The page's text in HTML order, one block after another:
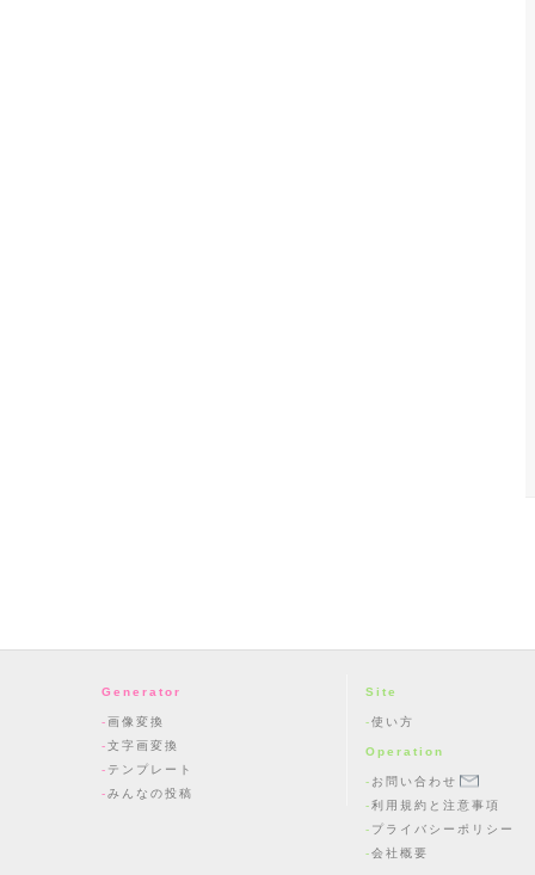
Generator
画像変換
文字画変換
テンプレート
みんなの投稿
Site
使い方
Operation
お問い合わせ
利用規約と注意事項
プライバシーポリシー
会社概要